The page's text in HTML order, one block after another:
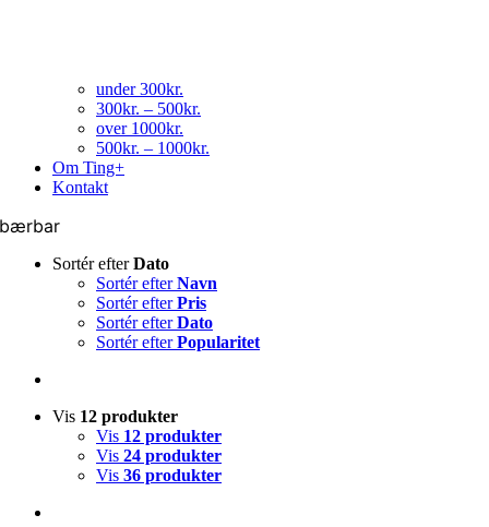
under 300kr.
300kr. – 500kr.
over 1000kr.
500kr. – 1000kr.
Om Ting+
Kontakt
bærbar
Sortér efterDato
Sortér efterNavn
Sortér efterPris
Sortér efterDato
Sortér efterPopularitet
Vis 12 produkter
Vis 12 produkter
Vis 24 produkter
Vis 36 produkter